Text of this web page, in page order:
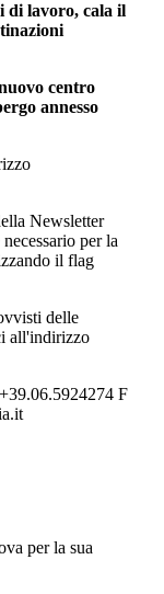
di lavoro, cala il
centro
annesso
Newsletter
per la
il flag
delle
all'indirizzo
F
per la sua